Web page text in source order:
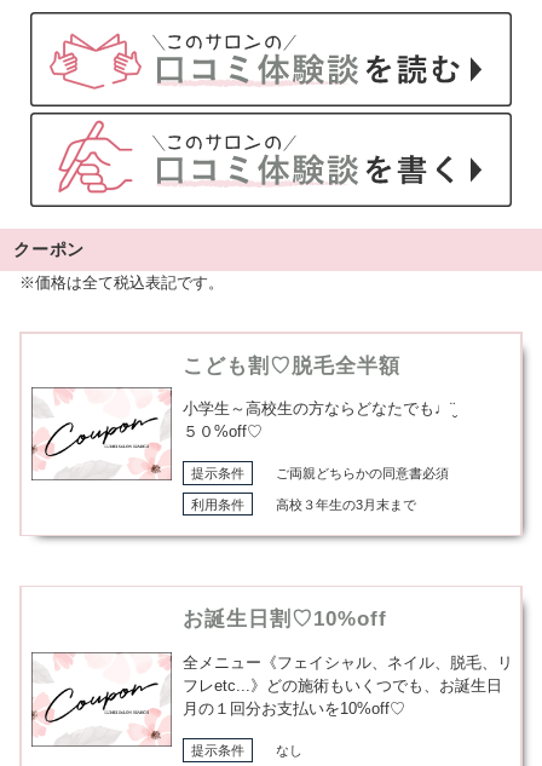
クーポン
※価格は全て税込表記です。
こども割♡脱毛全半額
小学生～高校生の方ならどなたでも♩¨̮
５０%off♡
提示条件 ご両親どちらかの同意書必須
利用条件 高校３年生の3月末まで
お誕生日割♡10%off
全メニュー《フェイシャル、ネイル、脱毛、リ
フレetc...》どの施術もいくつでも、お誕生日
月の１回分お支払いを10%off♡
提示条件 なし